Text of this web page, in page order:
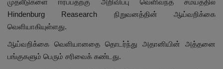
முதலீடுகளை ஈர்ப்பதற்கு அறிவிப்பு வெளிவந்த சமயத்தில்
Hindenburg Reasearch நிறுவனத்தின் ஆய்வறிக்கை
வெளியாகியுள்ளது.
ஆய்வறிக்கை வெளியானதை தொடர்ந்து அதானியின் அத்தனை
பங்குகளும் பெரும் சரிவைக் கண்டது.